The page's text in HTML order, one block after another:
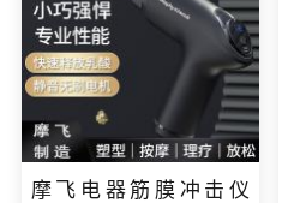
摩飞电器筋膜冲击仪